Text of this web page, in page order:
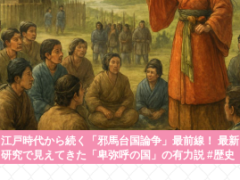
江戸時代から続く「邪馬台国論争」最前線！ 最新
研究で見えてきた「卑弥呼の国」の有力説 #歴史